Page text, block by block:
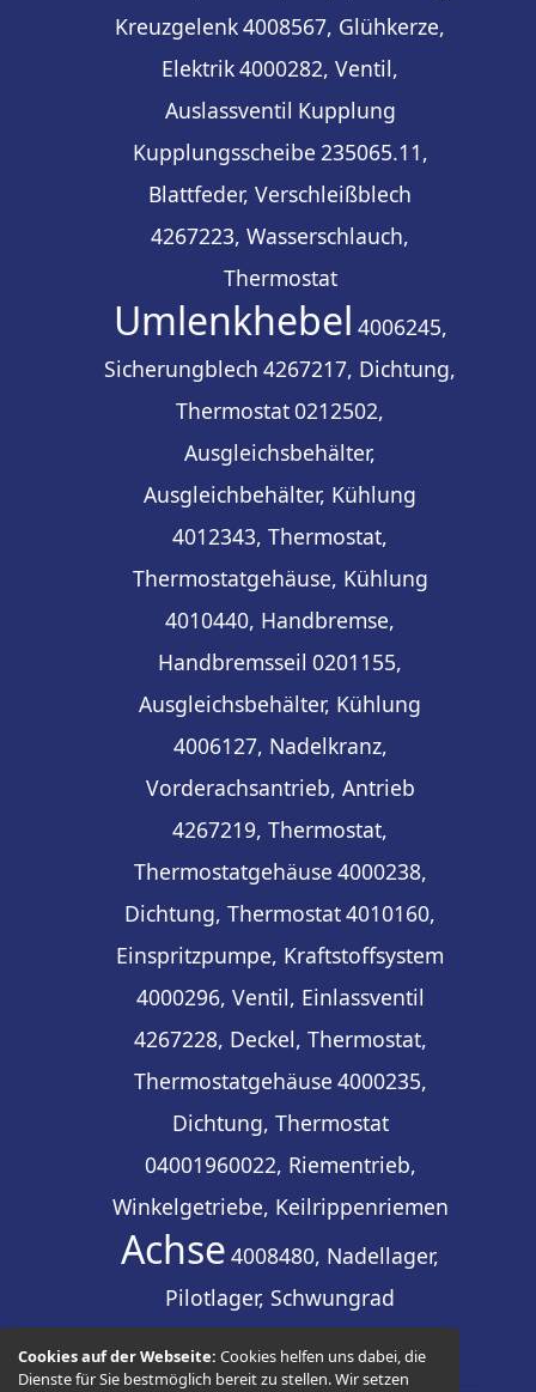
Cookies auf der Webseite:Cookies helfen uns dabei, die
Dienste für Sie bestmöglich bereit zu stellen. Wir setzen
Kreuzgelenk4008567, Glühkerze,
Elektrik4000282, Ventil,
Auslassventil Kupplung
Kupplungsscheibe 235065.11,
Blattfeder, Verschleißblech
4267223, Wasserschlauch,
Thermostat
Umlenkhebel 4006245,
Sicherungblech 4267217, Dichtung,
Thermostat0212502,
Ausgleichsbehälter,
Ausgleichbehälter, Kühlung
4012343, Thermostat,
Thermostatgehäuse, Kühlung
4010440, Handbremse,
Handbremsseil 0201155,
Ausgleichsbehälter, Kühlung
4006127, Nadelkranz,
Vorderachsantrieb, Antrieb
4267219, Thermostat,
Thermostatgehäuse 4000238,
Dichtung, Thermostat4010160,
Einspritzpumpe, Kraftstoffsystem
4000296, Ventil, Einlassventil
4267228, Deckel, Thermostat,
Thermostatgehäuse 4000235,
Dichtung, Thermostat
04001960022, Riementrieb,
Winkelgetriebe, Keilrippenriemen
Achse 4008480, Nadellager,
Pilotlager, Schwungrad